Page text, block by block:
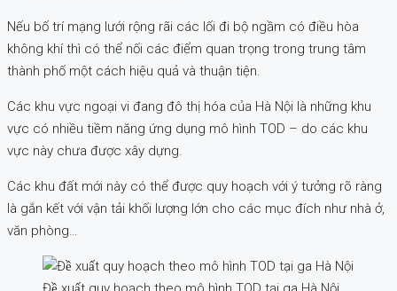
Nếu bố trí mạng lưới rộng rãi các lối đi bộ ngầm có điều hòa
không khí thì có thể nối các điểm quan trọng trong trung tâm
thành phố một cách hiệu quả và thuận tiện.
Các khu vực ngoại vi đang đô thị hóa của Hà Nội là những khu
vực có nhiều tiềm năng ứng dụng mô hình TOD – do các khu
vực này chưa được xây dựng.
Các khu đất mới này có thể được quy hoạch với ý tưởng rõ ràng
là gắn kết với vận tải khối lượng lớn cho các mục đích như nhà ở,
văn phòng…